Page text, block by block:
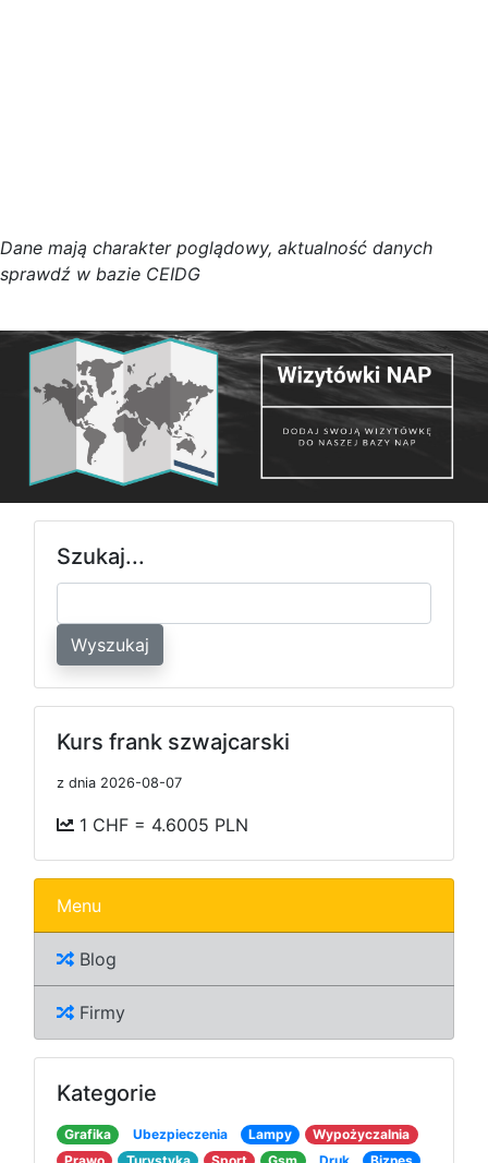
Dane mają charakter poglądowy, aktualność danych
sprawdź w bazie CEIDG
Szukaj...
Wyszukaj
Kurs frank szwajcarski
z dnia 2026-08-07
1 CHF = 4.6005 PLN
Menu
Blog
Firmy
Kategorie
Grafika Ubezpieczenia Lampy
Wypożyczalnia